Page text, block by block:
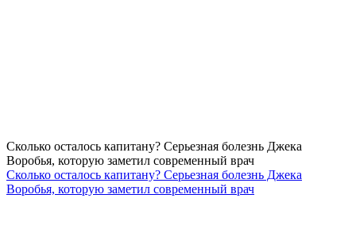
Сколько осталось капитану? Серьезная болезнь Джека
Воробья, которую заметил современный врач
Сколько осталось капитану? Серьезная болезнь Джека
Воробья, которую заметил современный врач